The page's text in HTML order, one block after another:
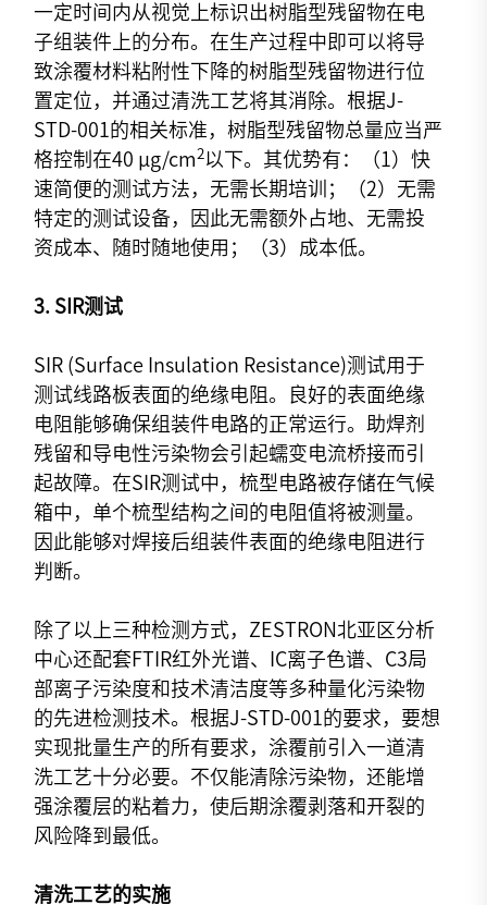
一定时间内从视觉上标识出树脂型残留物在电
子组装件上的分布。在生产过程中即可以将导
致涂覆材料粘附性下降的树脂型残留物进行位
置定位，并通过清洗工艺将其消除。根据J-
STD-001的相关标准，树脂型残留物总量应当严
格控制在40 µg/cm2以下。其优势有：（1）快
速简便的测试方法，无需长期培训；（2）无需
特定的测试设备，因此无需额外占地、无需投
资成本、随时随地使用；（3）成本低。
3. SIR测试
SIR (Surface Insulation Resistance)测试用于
测试线路板表面的绝缘电阻。良好的表面绝缘
电阻能够确保组装件电路的正常运行。助焊剂
残留和导电性污染物会引起蠕变电流桥接而引
起故障。在SIR测试中，梳型电路被存储在气候
箱中，单个梳型结构之间的电阻值将被测量。
因此能够对焊接后组装件表面的绝缘电阻进行
判断。
除了以上三种检测方式，ZESTRON北亚区分析
中心还配套FTIR红外光谱、IC离子色谱、C3局
部离子污染度和技术清洁度等多种量化污染物
的先进检测技术。根据J-STD-001的要求，要想
实现批量生产的所有要求，涂覆前引入一道清
洗工艺十分必要。不仅能清除污染物，还能增
强涂覆层的粘着力，使后期涂覆剥落和开裂的
风险降到最低。
清洗工艺的实施